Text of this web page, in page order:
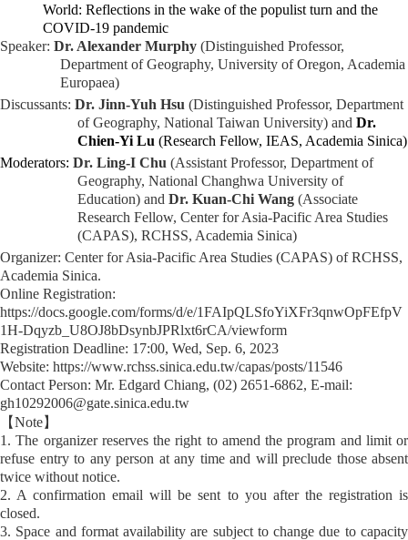
會
World: Reflections in the wake of the populist turn and the
COVID-19 pandemic
Speaker: Dr. Alexander Murphy (Distinguished Professor,
Department of Geography, University of Oregon, Academia
Europaea)
Discussants: Dr. Jinn-Yuh Hsu (Distinguished Professor, Department
of Geography, National Taiwan University) and Dr.
Chien-Yi Lu (Research Fellow, IEAS, Academia Sinica)
Moderators: Dr. Ling-I Chu (Assistant Professor, Department of
Geography, National Changhwa University of
Education) and Dr. Kuan-Chi Wang(Associate
Research Fellow, Center for Asia-Pacific Area Studies
(CAPAS), RCHSS, Academia Sinica)
Organizer: Center for Asia-Pacific Area Studies (CAPAS) of RCHSS,
Academia Sinica.
Online Registration:
https://docs.google.com/forms/d/e/1FAIpQLSfoYiXFr3qnwOpFEfpV
1H-Dqyzb_U8OJ8bDsynbJPRlxt6rCA/viewform
Registration Deadline: 17:00, Wed, Sep. 6, 2023
Website: https://www.rchss.sinica.edu.tw/capas/posts/11546
Contact Person: Mr. Edgard Chiang, (02) 2651-6862, E-mail:
gh10292006@gate.sinica.edu.tw
【Note】
1. The organizer reserves the right to amend the program and limit or
refuse entry to any person at any time and will preclude those absent
twice without notice.
2. A confirmation email will be sent to you after the registration is
closed.
3. Space and format availability are subject to change due to capacity